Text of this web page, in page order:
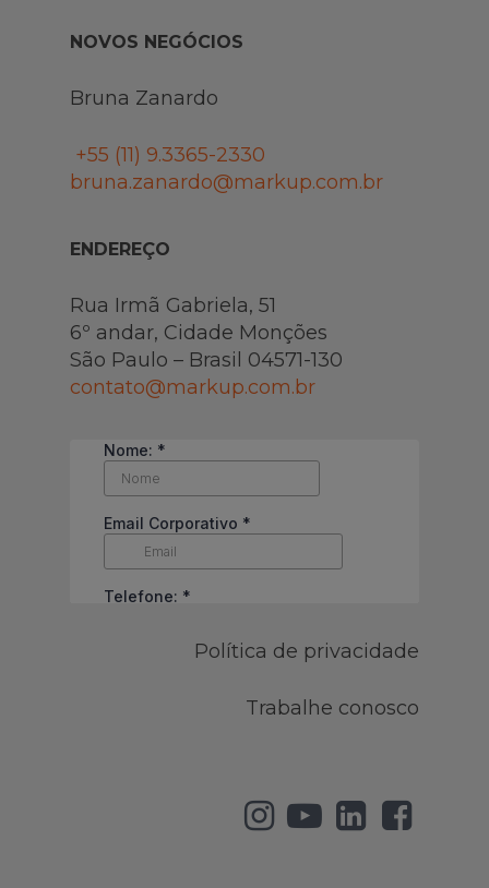
NOVOS NEGÓCIOS
Bruna Zanardo
+55 (11) 9.3365-2330
bruna.zanardo@markup.com.br
ENDEREÇO
Rua Irmã Gabriela, 51
6º andar, Cidade Monções
São Paulo – Brasil 04571-130
contato@markup.com.br
Política de privacidade
Trabalhe conosco